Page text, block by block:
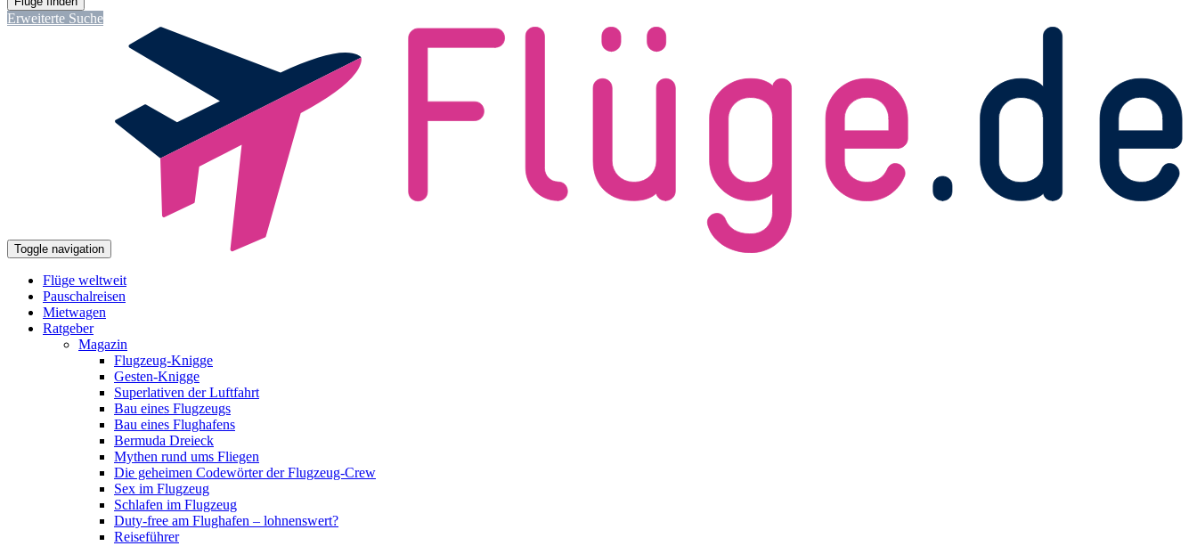
Erweiterte Suche
Toggle navigation
Flüge weltweit
Pauschalreisen
Mietwagen
Ratgeber
Magazin
Flugzeug-Knigge
Gesten-Knigge
Superlativen der Luftfahrt
Bau eines Flugzeugs
Bau eines Flughafens
Bermuda Dreieck
Mythen rund ums Fliegen
Die geheimen Codewörter der Flugzeug-Crew
Sex im Flugzeug
Schlafen im Flugzeug
Duty-free am Flughafen – lohnenswert?
Reiseführer